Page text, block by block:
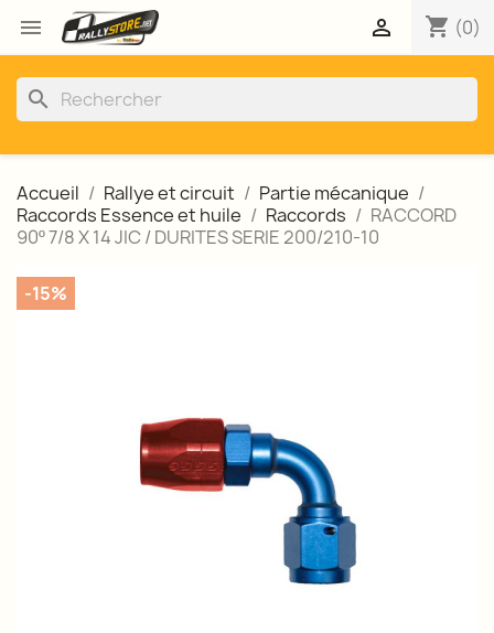
 shopping_cart (0)

search
Accueil Rallye et circuit
Partie mécanique
Raccords Essence et huile
Raccords
RACCORD
90º 7/8 X 14 JIC / DURITES SERIE 200/210-10
-15%